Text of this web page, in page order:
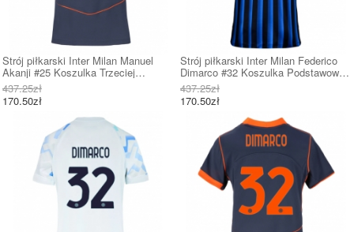
Strój piłkarski Inter Milan Manuel
Akanji #25 Koszulka Trzeciej
damskie 2025-26 Krótki Rękaw
437.25zł
170.50zł
Strój piłkarski Inter Milan Federico
Dimarco #32 Koszulka Podstawowej
damskie 2025-26 Krótki Rękaw
437.25zł
170.50zł